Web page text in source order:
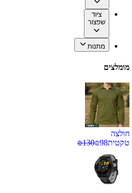
ציוד
שפצור
מתנות
מומלצים
חולצה
טקטית
₪98
₪130